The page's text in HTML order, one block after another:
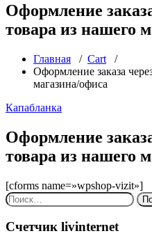
Оформление
товара из нашего
Главная / Cart /
Оформление заказа
магазина/офиса
Капабланка
Оформление
товара из нашего
[cforms name=»wpshop-vizit»]
Найти:
Счетчик livinternet